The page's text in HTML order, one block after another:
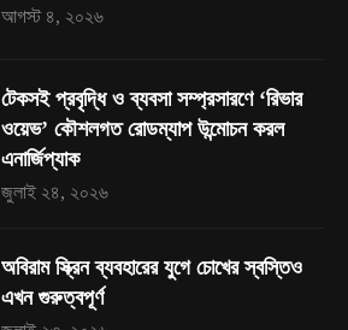
আগস্ট ৪, ২০২৬
টেকসই প্রবৃদ্ধি ও ব্যবসা সম্প্রসারণে ‘রিভার
ওয়েভ’ কৌশলগত রোডম্যাপ উন্মোচন করল
এনার্জিপ্যাক
জুলাই ২৪, ২০২৬
অবিরাম স্ক্রিন ব্যবহারের যুগে চোখের স্বস্তিও
এখন গুরুত্বপূর্ণ